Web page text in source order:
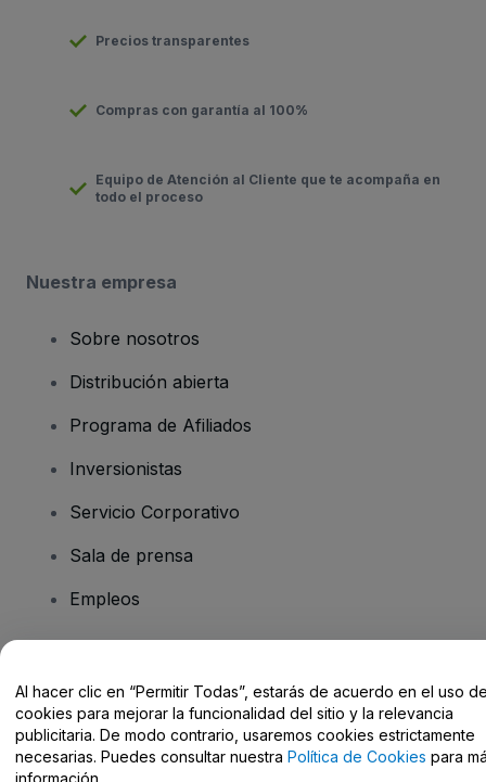
Precios transparentes
Compras con garantía al 100%
Equipo de Atención al Cliente que te acompaña en
todo el proceso
Nuestra empresa
Sobre nosotros
Distribución abierta
Programa de Afiliados
Inversionistas
Servicio Corporativo
Sala de prensa
Empleos
Centro de Ayuda / Contacto
Al hacer clic en “Permitir Todas”, estarás de acuerdo en el uso
cookies para mejorar la funcionalidad del sitio y la relevancia
publicitaria. De modo contrario, usaremos cookies estrictamente
necesarias. Puedes consultar nuestra Política de Cookies para
información.